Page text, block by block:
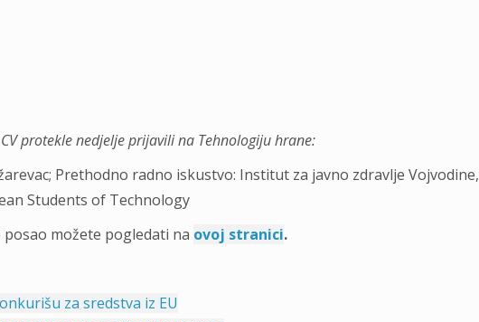
protekle nedjelje prijavili na Tehnologiju hrane:
Prethodno radno iskustvo: Institut za javno zdravlje Vojvodine,
Students of Technology
možete pogledati na ovoj stranici.
za sredstva iz EU